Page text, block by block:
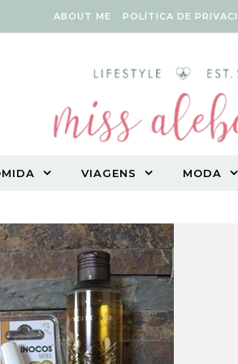
ABOUT ME POLÍTICA DE
VIAGENS MODA